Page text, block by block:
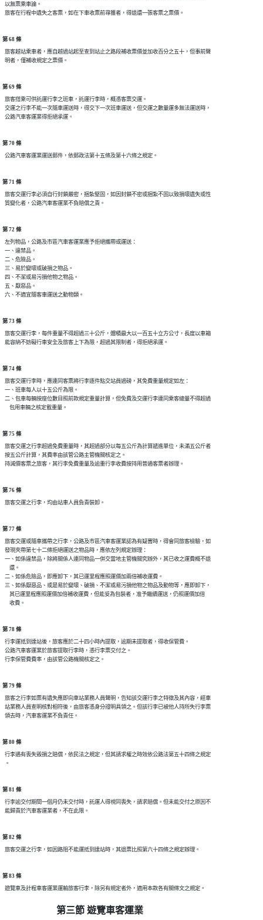
  以無票乘車論。
第 68 條
  旅客越站乘車者，應自越過站起至查到站止之路段補收票價並加收百分之五十，但事前聲
第 69 條
  旅客搭乘可供託運行李之班車，託運行李時，概憑客票交運。
  交運之行李不能一次隨車運送時，得交下一次班車運送，但交運之數量運多無法運送時，
第 70 條
第 71 條
  旅客交運行李必須自行封鎖嚴密，捆紮堅固，如因封鎖不密或捆紮不固以致損壞遺失或性
第 72 條
  左列物品，公路及市區汽車客運業應予拒絕攜帶或運送：
  一、違禁品。
  二、危險品。
  三、易於變壞或破損之物品。
  四、不潔或易污損他物之物品。
  五、厭惡品。
第 73 條
  旅客交運行李，每件重量不得超過三十公斤，體積最大以一百五十立方公寸，長度以車箱
第 74 條
  旅客交運行李時，應連同客票將行李逐件點交站員過磅，其免費重量規定如左：
  一、班車每人以十五公斤為限。
  二、包車每輛按座位數目照前款規定重量計算，但免費及交運行李連同乘客總量不得超過
第 75 條
  旅客交運之行李超過免費重量時，其超過部分以每五公斤為計算遞進單位，未滿五公斤者
  按五公斤計算，其費率由該管公路主管機關核定之。
第 76 條
第 77 條
  旅客交運或隨車攜帶之行李，公路及市區汽車客運業認為有疑竇時，得會同旅客檢驗，如
  發現夾帶第七十二條拒絕運送之物品時，應依左列規定辦理：
  一、如係違禁品，除將關係人連同物品一併交當地主管機關究辦外，其已收之運費概不退
      還。
  二、如係危險品，即應卸下，其已運里程應照運價加兩倍補收運費。
  三、如係厭惡品、或是易於變壞、破損、不潔或易污損他物之物品及動物等，應即卸下，
      其已運里程應照運價加倍補收運費，但能妥為包裝者，准予繼續運送，仍照運價加倍
第 78 條
  行李運抵到達站後，旅客應於二十四小時內提取，逾期未提取者，得收保管費。
  公路汽車客運業於旅客提取行李時，憑行李票交付之。
第 79 條
  旅客之行李如票有遺失應即向車站業務人員聲明，告知該交運行李之特徵及其內容，經車
  站業務人員查明核對相符後，由旅客憑身分證明具領之。但該行李已被他人持所失行李票
第 80 條
  行李遇有喪失毀損之賠償，依民法之規定，但其請求權之時效依公路法第五十四條之規定
第 81 條
  行李逾交付期間一個月仍未交付時，託運人得視同喪失，請求賠償。但未能交付之原因不
第 82 條
第 83 條
第三節 遊覽車客運業